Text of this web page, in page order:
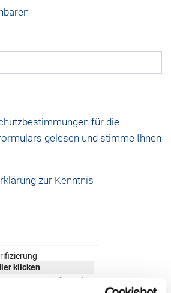
für die
gelesen und stimme Ihnen
zur Kenntnis
klicken
Friendly Captcha ⇗